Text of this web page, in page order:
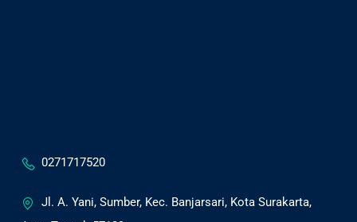
0271717520
Jl. A. Yani, Sumber, Kec. Banjarsari, Kota Surakarta,